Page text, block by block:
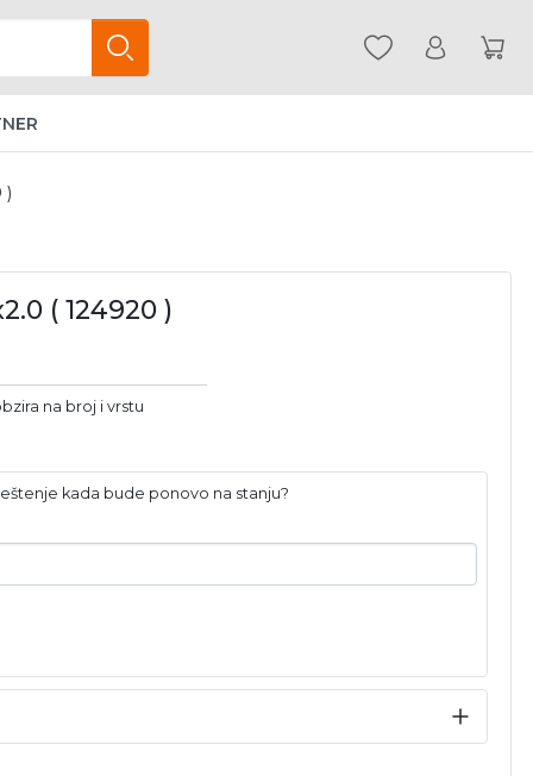
)
( 124920 )
na broj i vrstu
kada bude ponovo na stanju?